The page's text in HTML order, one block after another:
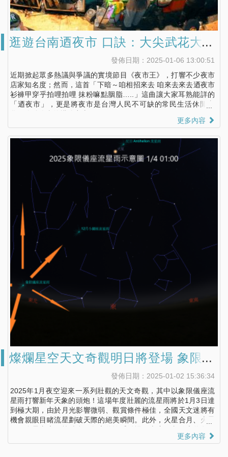
逛遊台南迺夜市 口訣：大尖武花大武
發佈日期：2025-01-06 13:00:51
近期掀起眾多熱議與爭議的實境節目《夜市王》，打響不少夜市
店家知名度；然而，這首「下暗～咱相招來去 咱來去來去迺夜市
衫褲甲穿乎拍哩拍哩 抹粉嘛點胭脂…..」這曲讓大家耳熟能詳的
「迺夜市」，更是將夜市是台灣人民不可缺的常民生活休閒文
更多內容
燦爛星空天文奇觀明日將登場 象限儀
座流星雨打響新年頭炮發佈日期：2025-01-02 15:36:34
2025年1月夜空迎來一系列壯觀的天文奇觀，其中以象限儀座流
星雨打響新年天象的頭炮！這場年度壯麗的流星雨將於1月3日達
到極大期，由於月光影響微弱、觀賞條件極佳，全國天文迷將有
機會親眼目睹流星劃破天際的絕美瞬間。此外，火星合月、火星
更多內容